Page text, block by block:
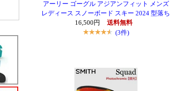
アーリー ゴーグル アジアンフィット メンズ
レディース スノーボード スキー 2024 型落ち
16,500円
送料無料
(3件)